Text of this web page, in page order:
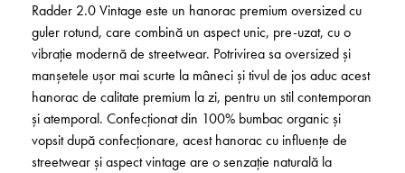
Radder 2.0 Vintage este un hanorac premium oversized cu
guler rotund, care combină un aspect unic, pre-uzat, cu o
vibrație modernă de streetwear. Potrivirea sa oversized și
manșetele ușor mai scurte la mâneci și tivul de jos aduc acest
hanorac de calitate premium la zi, pentru un stil contemporan
și atemporal. Confecționat din 100% bumbac organic și
vopsit după confecționare, acest hanorac cu influențe de
streetwear și aspect vintage are o senzație naturală la